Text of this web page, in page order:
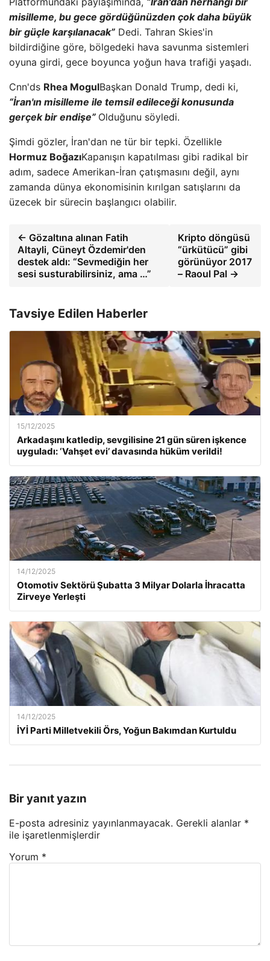
misilleme, bu gece gördüğünüzden çok daha büyük
bir güçle karşılanacak” Dedi. Tahran Skies'in
bildirdiğine göre, bölgedeki hava savunma sistemleri
oyuna girdi, gece boyunca yoğun hava trafiği yaşadı.
Cnn'ds Rhea MogulBaşkan Donald Trump, dedi ki,
“İran'ın misilleme ile temsil edileceği konusunda
gerçek bir endişe” Olduğunu söyledi.
Şimdi gözler, İran'dan ne tür bir tepki. Özellikle
Hormuz BoğazıKapanışın kapatılması gibi radikal bir
adım, sadece Amerikan-İran çatışmasını değil, aynı
zamanda dünya ekonomisinin kırılgan satışlarını da
üzecek bir sürecin başlangıcı olabilir.
← Gözaltına alınan Fatih
Altayli, Cüneyt Özdemir'den
destek aldı: “Sevmediğin her
sesi susturabilirsiniz, ama …”
Kripto döngüsü
“ürkütücü” gibi
görünüyor 2017
– Raoul Pal →
Tavsiye Edilen Haberler
15/12/2025
Arkadaşını katledip, sevgilisine 21 gün süren işkence
uyguladı: ‘Vahşet evi’ davasında hüküm verildi!
14/12/2025
Otomotiv Sektörü Şubatta 3 Milyar Dolarla İhracatta
Zirveye Yerleşti
14/12/2025
İYİ Parti Milletvekili Örs, Yoğun Bakımdan Kurtuldu
Bir yanıt yazın
E-posta adresiniz yayınlanmayacak. Gerekli alanlar *
ile işaretlenmişlerdir
Yorum *